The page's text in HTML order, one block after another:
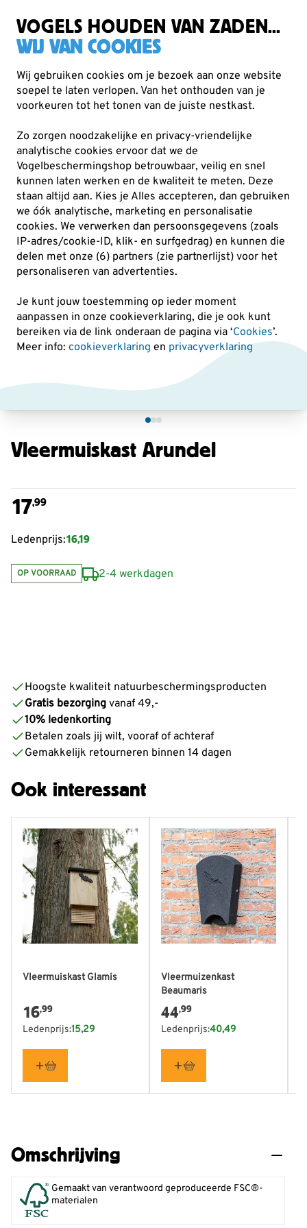
VOGELS HOUDEN VAN ZADEN...
WIJ VAN COOKIES
Wij gebruiken cookies om je bezoek aan onze website
soepel te laten verlopen. Van het onthouden van je
voorkeuren tot het tonen van de juiste nestkast.
Zo zorgen noodzakelijke en privacy-vriendelijke
analytische cookies ervoor dat we de
Vogelbeschermingshop betrouwbaar, veilig en snel
kunnen laten werken en de kwaliteit te meten. Deze
staan altijd aan. Kies je Alles accepteren, dan gebruiken
we óók analytische, marketing en personalisatie
cookies. We verwerken dan persoonsgegevens (zoals
IP-adres/cookie-ID, klik- en surfgedrag) en kunnen die
delen met onze (6) partners (zie partnerlijst) voor het
personaliseren van advertenties.
Je kunt jouw toestemming op ieder moment
aanpassen in onze cookieverklaring, die je ook kunt
bereiken via de link onderaan de pagina via ‘Cookies’.
Meer info: cookieverklaring en privacyverklaring
Producten voor tuindieren Vleermuiskasten
Vleermuiskast Arundel
17,99
Ledenprijs:16,19
OP VOORRAAD 2-4 werkdagen
Hoogste kwaliteit natuurbeschermingsproducten
Gratis bezorging vanaf 49,-
10% ledenkorting
Betalen zoals jij wilt, vooraf of achteraf
Gemakkelijk retourneren binnen 14 dagen
Ook interessant
Vleermuiskast Glamis
16,99
Ledenprijs:15,29
Vleermuizenkast
Beaumaris
44,99
Ledenprijs:40,49
Omschrijving
Gemaakt van verantwoord geproduceerde FSC®-
materialen